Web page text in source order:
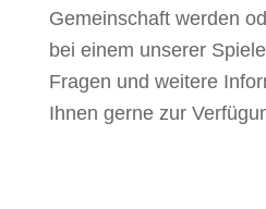
Gemeinschaft werden
bei einem unserer
Fragen und weitere
Ihnen gerne zur